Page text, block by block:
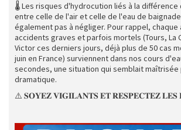
🌡️ Les risques d'hydrocution liés à la
entre celle de l'air et celle de l'eau de
également pas à négliger. Pour rappel, chaque
accidents graves et parfois mortels (Tours, La
Victor ces derniers jours, déjà plus de 50 cas
juin en France) surviennent dans nos cours
secondes, une situation qui semblait
dramatique.
⚠️ 𝐒𝐎𝐘𝐄𝐙 𝐕𝐈𝐆𝐈𝐋𝐀𝐍𝐓𝐒 𝐄𝐓 𝐑𝐄𝐒𝐏𝐄𝐂𝐓𝐄𝐙 𝐋𝐄𝐒